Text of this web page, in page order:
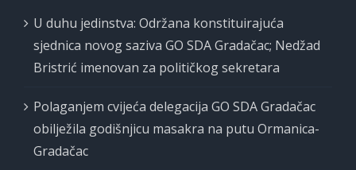
U duhu jedinstva: Održana konstituirajuća
sjednica novog saziva GO SDA Gradačac; Nedžad
Bristrić imenovan za političkog sekretara
Polaganjem cvijeća delegacija GO SDA Gradačac
obilježila godišnjicu masakra na putu Ormanica-
Gradačac